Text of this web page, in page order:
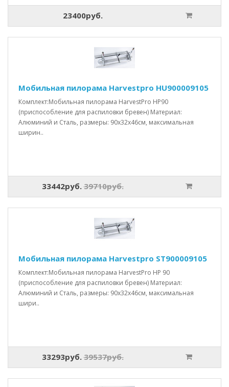
23400руб.
Мобильная пилорама Harvestpro HU900009105
Комплект:Мобильная пилорама HarvestPro HP90
(приспособление для распиловки бревен) Материал:
Алюминий и Сталь, размеры: 90x32x46см, максимальная
ширин..
33442руб. 39710руб.
Мобильная пилорама Harvestpro ST900009105
Комплект:Мобильная пилорама HarvestPro HP 90
(приспособление для распиловки бревен) Материал:
Алюминий и Сталь, размеры: 90x32x46см, максимальная
шири..
33293руб. 39537руб.